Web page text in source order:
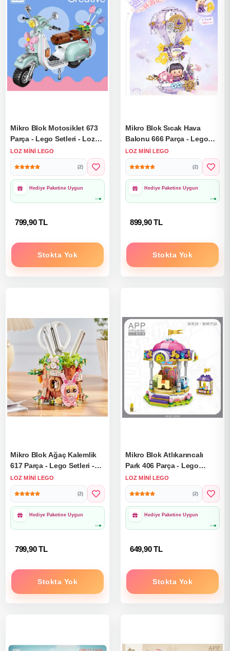
Mikro Blok Motosiklet 673
Parça - Lego Setleri - Loz
Mini Lego - Motor Lego -
Loz Lego - Mikro Bloklar
LOZ MINI LEGO
(2)
1000₺ Üzeri Ücretsiz
Kargo
799,90 TL
Stokta Yok
Mikro Blok Sıcak Hava
Balonu 666 Parça - Lego
Setleri - Loz Mini Lego -
Balon Lego - Loz Lego -
Mikro Bloklar
LOZ MINI LEGO
(2)
1000₺ Üzeri Ücretsiz
Kargo
899,90 TL
Stokta Yok
Mikro Blok Ağaç Kalemlik
617 Parça - Lego Setleri -
Loz Mini Lego - Dükkan
Lego - Loz Lego - Mikro
Bloklar
LOZ MINI LEGO
(2)
1000₺ Üzeri Ücretsiz
Kargo
799,90 TL
Stokta Yok
Mikro Blok Atlıkarıncalı
Park 406 Parça - Lego
Setleri - Loz Mini Lego -
Dükkan Lego - Loz Lego -
Mikro Bloklar
LOZ MINI LEGO
(2)
1000₺ Üzeri Ücretsiz
Kargo
649,90 TL
Stokta Yok